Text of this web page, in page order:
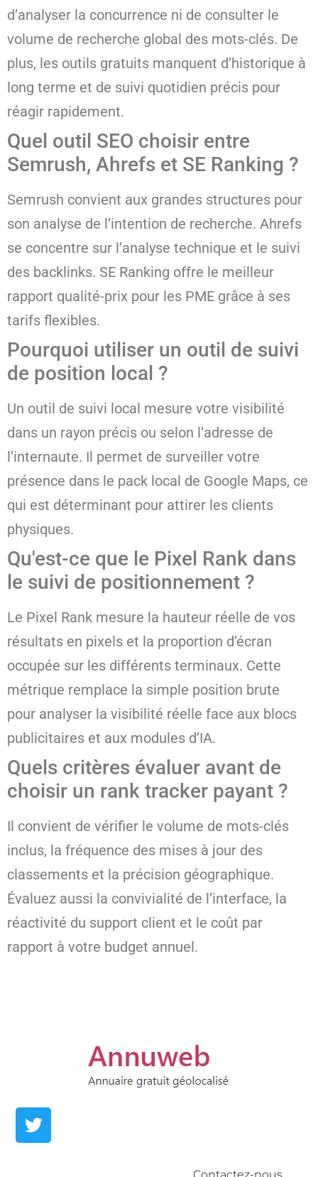
d’analyser la concurrence ni de consulter le
volume de recherche global des mots-clés. De
plus, les outils gratuits manquent d’historique à
long terme et de suivi quotidien précis pour
réagir rapidement.
Quel outil SEO choisir entre
Semrush, Ahrefs et SE Ranking ?
Semrush convient aux grandes structures pour
son analyse de l’intention de recherche. Ahrefs
se concentre sur l’analyse technique et le suivi
des backlinks. SE Ranking offre le meilleur
rapport qualité-prix pour les PME grâce à ses
tarifs flexibles.
Pourquoi utiliser un outil de suivi
de position local ?
Un outil de suivi local mesure votre visibilité
dans un rayon précis ou selon l’adresse de
l’internaute. Il permet de surveiller votre
présence dans le pack local de Google Maps, ce
qui est déterminant pour attirer les clients
physiques.
Qu'est-ce que le Pixel Rank dans
le suivi de positionnement ?
Le Pixel Rank mesure la hauteur réelle de vos
résultats en pixels et la proportion d’écran
occupée sur les différents terminaux. Cette
métrique remplace la simple position brute
pour analyser la visibilité réelle face aux blocs
publicitaires et aux modules d’IA.
Quels critères évaluer avant de
choisir un rank tracker payant ?
Il convient de vérifier le volume de mots-clés
inclus, la fréquence des mises à jour des
classements et la précision géographique.
Évaluez aussi la convivialité de l’interface, la
réactivité du support client et le coût par
rapport à votre budget annuel.